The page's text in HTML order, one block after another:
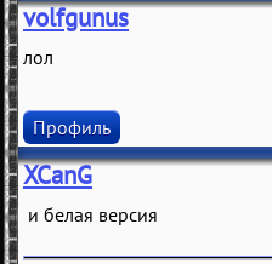
volfgunus
лол
Профиль
XCanG
и белая версия